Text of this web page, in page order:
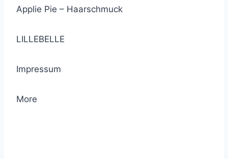
Applie Pie – Haarschmuck
LILLEBELLE
Impressum
More